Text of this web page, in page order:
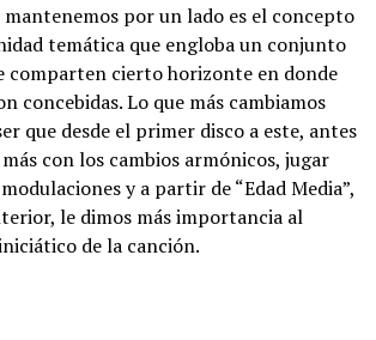
mantenemos por un lado es el concepto
temática que engloba un conjunto
comparten cierto horizonte en donde
concebidas. Lo que más cambiamos
que desde el primer disco a este, antes
con los cambios armónicos, jugar
y a partir de “Edad Media”,
le dimos más importancia al
de la canción.